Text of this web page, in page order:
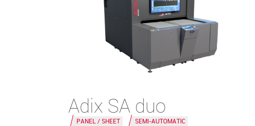
Adix SA duo
PANEL / SHEET SEMI-AUTOMATIC